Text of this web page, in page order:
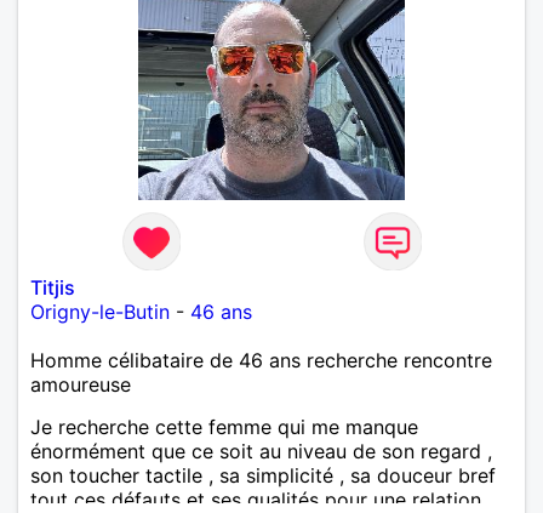
Titjis
Origny-le-Butin - 46 ans
Homme célibataire de 46 ans recherche rencontre
amoureuse
Je recherche cette femme qui me manque
énormément que ce soit au niveau de son regard ,
son toucher tactile , sa simplicité , sa douceur bref
tout ces défauts et ses qualités pour une relation